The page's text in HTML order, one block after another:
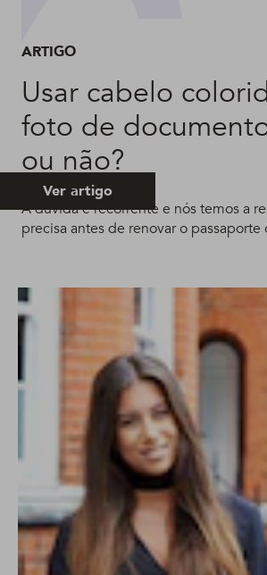
ARTIGO
Usar cabelo
foto de
ou não?
A dúvida é recorrente e nós temos a
precisa antes de renovar o passaporte
Ver artigo